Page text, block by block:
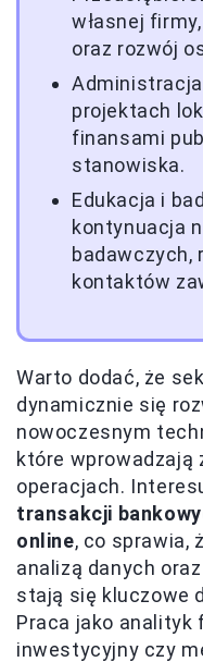
własnej
oraz rozwój
projektach
finansami
stanowiska.
Edukacja i
kontynuacja
badawczych,
kontaktów
Warto dodać, że
dynamicznie się
nowoczesnym
które wprowadzają
operacjach.
transakcji
online, co sprawia,
analizą danych
stają się kluczowe
Praca jako analityk
inwestycyjny czy